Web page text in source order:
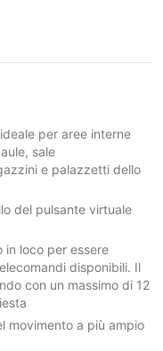
per aree interne
sale
e palazzetti dello
del pulsante virtuale
in loco per essere
disponibili. Il
con un massimo di 12
movimento a più ampio